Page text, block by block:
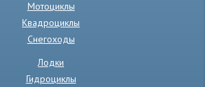
Мотоциклы
Квадроциклы
Снегоходы
Лодки
Гидроциклы